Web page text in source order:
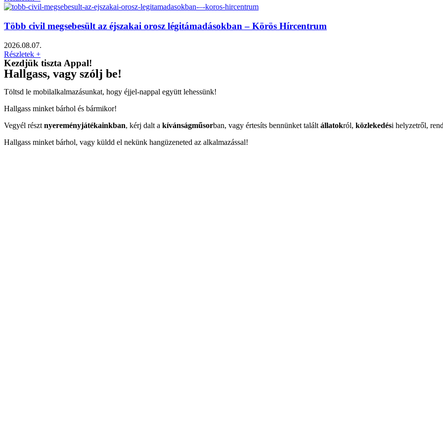
Több civil megsebesült az éjszakai orosz légitámadásokban – Körös Hírcentrum
2026.08.07.
Részletek +
Kezdjük tiszta Appal!
Hallgass, vagy szólj be!
Töltsd le mobilalkalmazásunkat, hogy éjjel-nappal együtt lehessünk!
Hallgass minket bárhol és bármikor!
Vegyél részt nyereményjátékainkban, kérj dalt a kívánságműsorban, vagy értesíts bennünket talált állatokról, közlekedési helyzetről,
Hallgass minket bárhol, vagy küldd el nekünk hangüzeneted az alkalmazással!